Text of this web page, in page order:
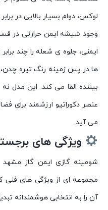
لوکس، دوام بسیار بالایی در
وجود شیشه ایمن حرارتی در
ایمنی، جلوه ی شعله را چند
ها در پس زمینه رنگ تیره
بیننده القا می کند. این مدل
عنصر دکوراتیو ارزشمند برای
می آید.
ویژگی های
مجموعه ای از ویژگی های فنی
آن را به انتخابی هوشمندانه